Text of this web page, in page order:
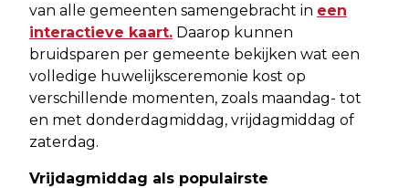
van alle gemeenten samengebracht in een
interactieve kaart. Daarop kunnen
bruidsparen per gemeente bekijken wat een
volledige huwelijksceremonie kost op
verschillende momenten, zoals maandag- tot
en met donderdagmiddag, vrijdagmiddag of
zaterdag.
Vrijdagmiddag als populairste